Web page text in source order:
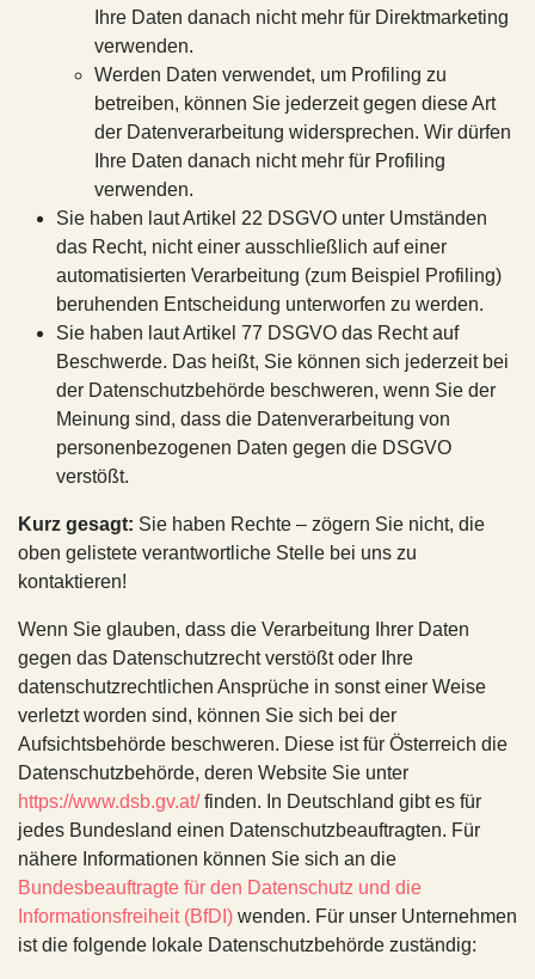
Ihre Daten danach nicht mehr für Direktmarketing
verwenden.
Werden Daten verwendet, um Profiling zu
betreiben, können Sie jederzeit gegen diese Art
der Datenverarbeitung widersprechen. Wir dürfen
Ihre Daten danach nicht mehr für Profiling
verwenden.
Sie haben laut Artikel 22 DSGVO unter Umständen
das Recht, nicht einer ausschließlich auf einer
automatisierten Verarbeitung (zum Beispiel Profiling)
beruhenden Entscheidung unterworfen zu werden.
Sie haben laut Artikel 77 DSGVO das Recht auf
Beschwerde. Das heißt, Sie können sich jederzeit bei
der Datenschutzbehörde beschweren, wenn Sie der
Meinung sind, dass die Datenverarbeitung von
personenbezogenen Daten gegen die DSGVO
verstößt.
Kurz gesagt: Sie haben Rechte – zögern Sie nicht, die
oben gelistete verantwortliche Stelle bei uns zu
kontaktieren!
Wenn Sie glauben, dass die Verarbeitung Ihrer Daten
gegen das Datenschutzrecht verstößt oder Ihre
datenschutzrechtlichen Ansprüche in sonst einer Weise
verletzt worden sind, können Sie sich bei der
Aufsichtsbehörde beschweren. Diese ist für Österreich die
Datenschutzbehörde, deren Website Sie unter
https://www.dsb.gv.at/finden. In Deutschland gibt es für
jedes Bundesland einen Datenschutzbeauftragten. Für
nähere Informationen können Sie sich an die
Bundesbeauftragte für den Datenschutz und die
Informationsfreiheit (BfDI) wenden. Für unser Unternehmen
ist die folgende lokale Datenschutzbehörde zuständig: